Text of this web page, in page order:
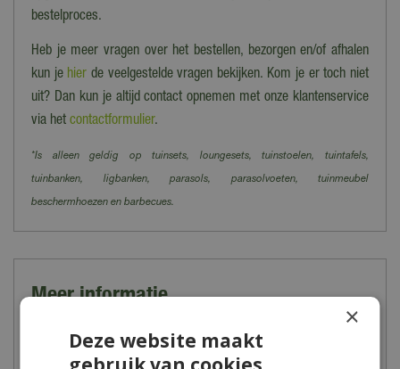
bestelproces.
Heb je meer vragen over het bestellen, bezorgen en/of afhalen
kun je hier de veelgestelde vragen bekijken. Kom je er toch niet
uit? Dan kun je altijd contact opnemen met onze klantenservice
via het contactformulier.
*Is alleen geldig op tuinsets, loungesets, tuinstoelen, tuintafels,
tuinbanken, ligbanken, parasols, parasolvoeten, tuinmeubel
beschermhoezen en barbecues.
Meer informatie
Geef je tuinplanten, het gras en de moestuin de juiste voeding
voor een optimale groei en bloei! Begin met bemesten in het
×
Deze website maakt